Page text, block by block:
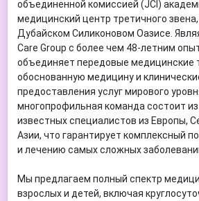
объединенной комиссией (JCI)
медицинский центр третичного
Дубайском Силиконовом Оазисе.
Care Group с более чем 48-летним
объединяет передовые медицинские
обоснованную медицину и
предоставления услуг мирового
многопрофильная команда состоит
известных специалистов из Европы,
Азии, что гарантирует комплексный
и лечению самых сложных
Мы предлагаем полный спектр
взрослых и детей, включая